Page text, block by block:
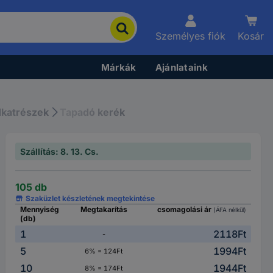
Személyes fiók Kosár
Márkák Ajánlataink
Tapadó kerék
Szállítás: 8. 13. Cs.
105 db
Szaküzlet készletének megtekintése
Mennyiség
(db)
Megtakarítás csomagolási ár (ÁFA nélkül)
1 -
2118Ft
5
6% = 124Ft
1994Ft
10
8% = 174Ft 1944Ft